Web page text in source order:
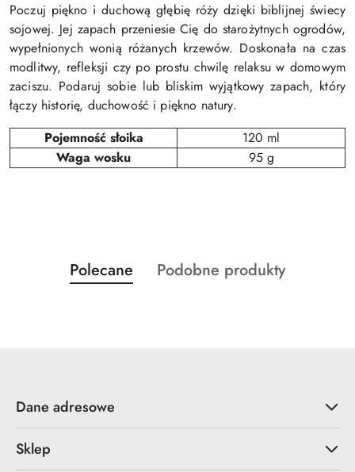
Poczuj piękno i duchową głębię róży dzięki biblijnej świecy
sojowej. Jej zapach przeniesie Cię do starożytnych ogrodów,
wypełnionych wonią różanych krzewów. Doskonała na czas
modlitwy, refleksji czy po prostu chwilę relaksu w domowym
zaciszu. Podaruj sobie lub bliskim wyjątkowy zapach, który
łączy historię, duchowość i piękno natury.
Pojemność słoika
120 ml
Waga wosku
95 g
Pomiń karuzelę produktów
Produkty
o
Polecane
Produkty
Podobne produkty
Dane adresowe
Sklep